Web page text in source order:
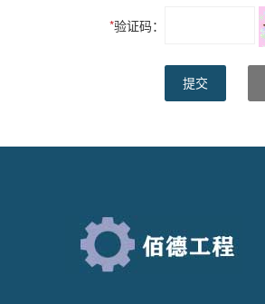
*验证码：
提交